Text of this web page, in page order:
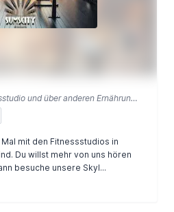
Über das erste Mal Fitnessstudio und über anderen Ernährungsmythen
mit den Fitnessstudios in
besuche unsere Skyl...